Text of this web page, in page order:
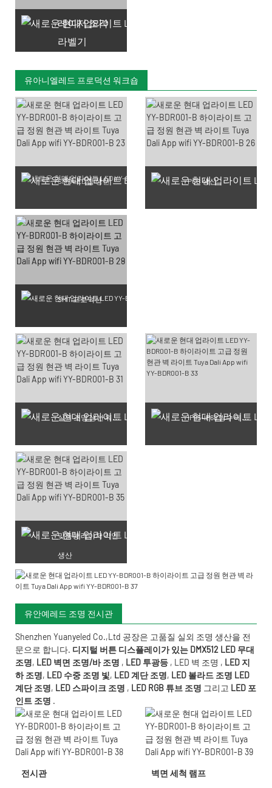
레이저 조각
라벨기
유아니엘레드 프로덕션 워크숍
SMD LED 칩 생산 PCB 생산
SMT 프로덕션
실외 조명 생산 워크숍 IP65-IP68 방수 테스트 완료 제품
맞춤형 레이저 각인
생산
유안예레드 조명 전시관
Shenzhen Yuanyeled Co.,Ltd 공장은 고품질 실외 조명 생산을 전
문으로 합니다. 디지털 버튼 디스플레이가 있는 DMX512 LED 무대
조명, LED 벽면 조명/바 조명 , LED 투광등 , LED 벽 조명 , LED 지
하 조명, LED 수중 조명 빛, LED 계단 조명, LED 볼라드 조명 LED
계단 조명, LED 스파이크 조명 , LED RGB 튜브 조명 그리고 LED 포
인트 조명 .
전시관 벽면 세척 램프